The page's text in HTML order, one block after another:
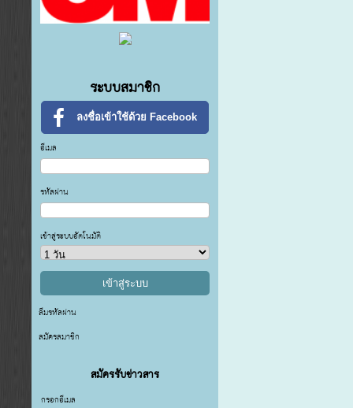
ระบบสมาชิก
ลงชื่อเข้าใช้ด้วย Facebook
อีเมล
รหัสผ่าน
เข้าสู่ระบบอัตโนมัติ
ลืมรหัสผ่าน
สมัครสมาชิก
สมัครรับข่าวสาร
กรอกอีเมล